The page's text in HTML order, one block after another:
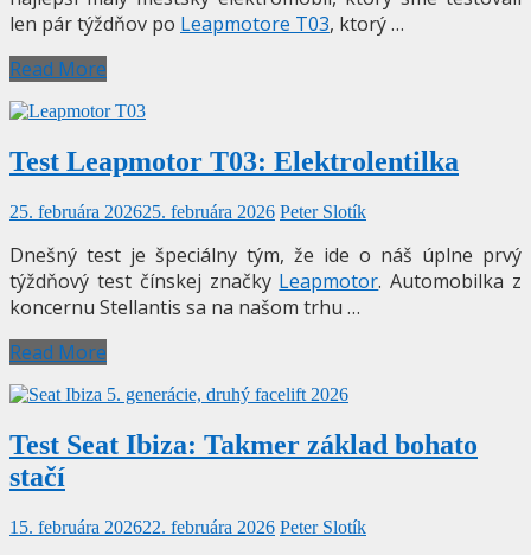
len pár týždňov po Leapmotore T03, ktorý …
Read More
Test Leapmotor T03: Elektrolentilka
25. februára 202625. februára 2026 Peter Slotík
Dnešný test je špeciálny tým, že ide o náš úplne prvý
týždňový test čínskej značky Leapmotor. Automobilka z
koncernu Stellantis sa na našom trhu …
Read More
Test Seat Ibiza: Takmer základ bohato
stačí
15. februára 202622. februára 2026 Peter Slotík